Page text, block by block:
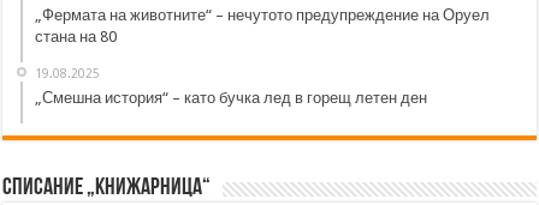
„Фермата на животните“ – нечутото предупреждение на Оруел
стана на 80
19.08.2025
„Смешна история“ – като бучка лед в горещ летен ден
Списание „Книжарница“